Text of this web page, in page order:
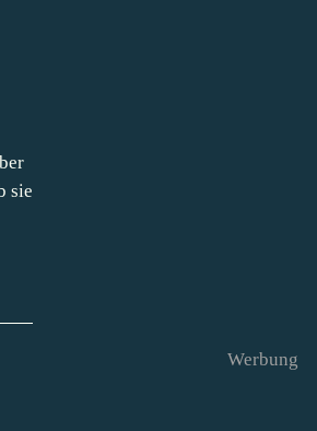
sie
Werbung